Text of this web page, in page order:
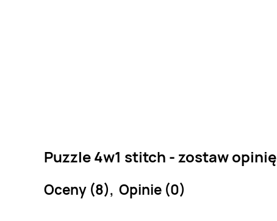
Puzzle 4w1 stitch - zostaw opinię
Oceny (8), Opinie (0)